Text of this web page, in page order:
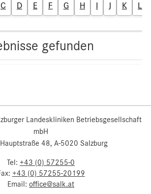
C D E F G H I J K L
gefunden
Landeskliniken Betriebsgesellschaft
mbH
48, A-5020 Salzburg
Tel: +43 (0) 57255-0
+43 (0) 57255-20199
Email: office@salk.at